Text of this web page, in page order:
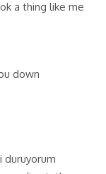
a thing like me
down
duruyorum